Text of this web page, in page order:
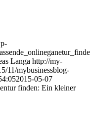
Langa http://my-
11/mybusinessblog-
2015-05-07
finden: Ein kleiner